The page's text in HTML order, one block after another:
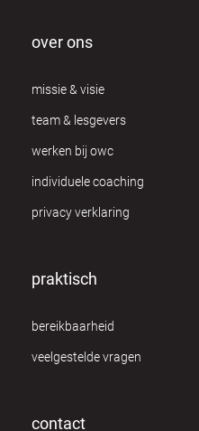
over ons
missie & visie
team & lesgevers
werken bij owc
individuele coaching
privacy verklaring
praktisch
bereikbaarheid
veelgestelde vragen
contact